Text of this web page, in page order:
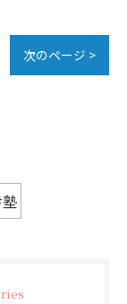
次のページ >